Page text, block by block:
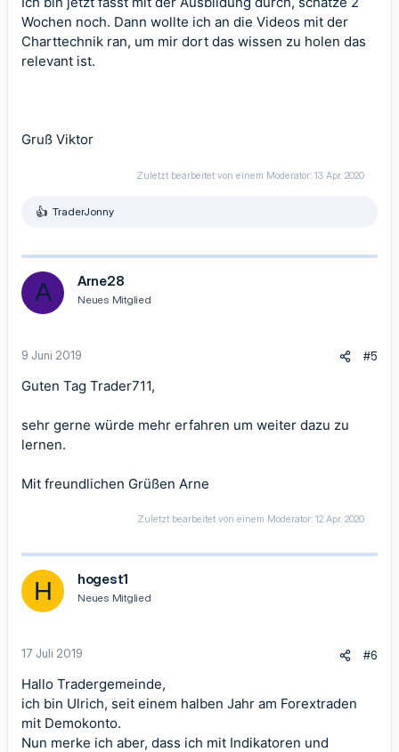
Wochen noch. Dann wollte ich an die Videos mit der
Charttechnik ran, um mir dort das wissen zu holen das
relevant ist.
Gruß Viktor
Zuletzt bearbeitet von einem Moderator: 13 Apr. 2020
R
k
t
o
n
:
TraderJonny
A Arne28
Neues Mitglied
9 Juni 2019 #5
Guten Tag Trader711,
sehr gerne würde mehr erfahren um weiter dazu zu
lernen.
Mit freundlichen Grüßen Arne
Zuletzt bearbeitet von einem Moderator: 12 Apr. 2020
H hogest1
Neues Mitglied
17 Juli 2019 #6
Hallo Tradergemeinde,
ich bin Ulrich, seit einem halben Jahr am Forextraden
mit Demokonto.
Nun merke ich aber, dass ich mit Indikatoren und